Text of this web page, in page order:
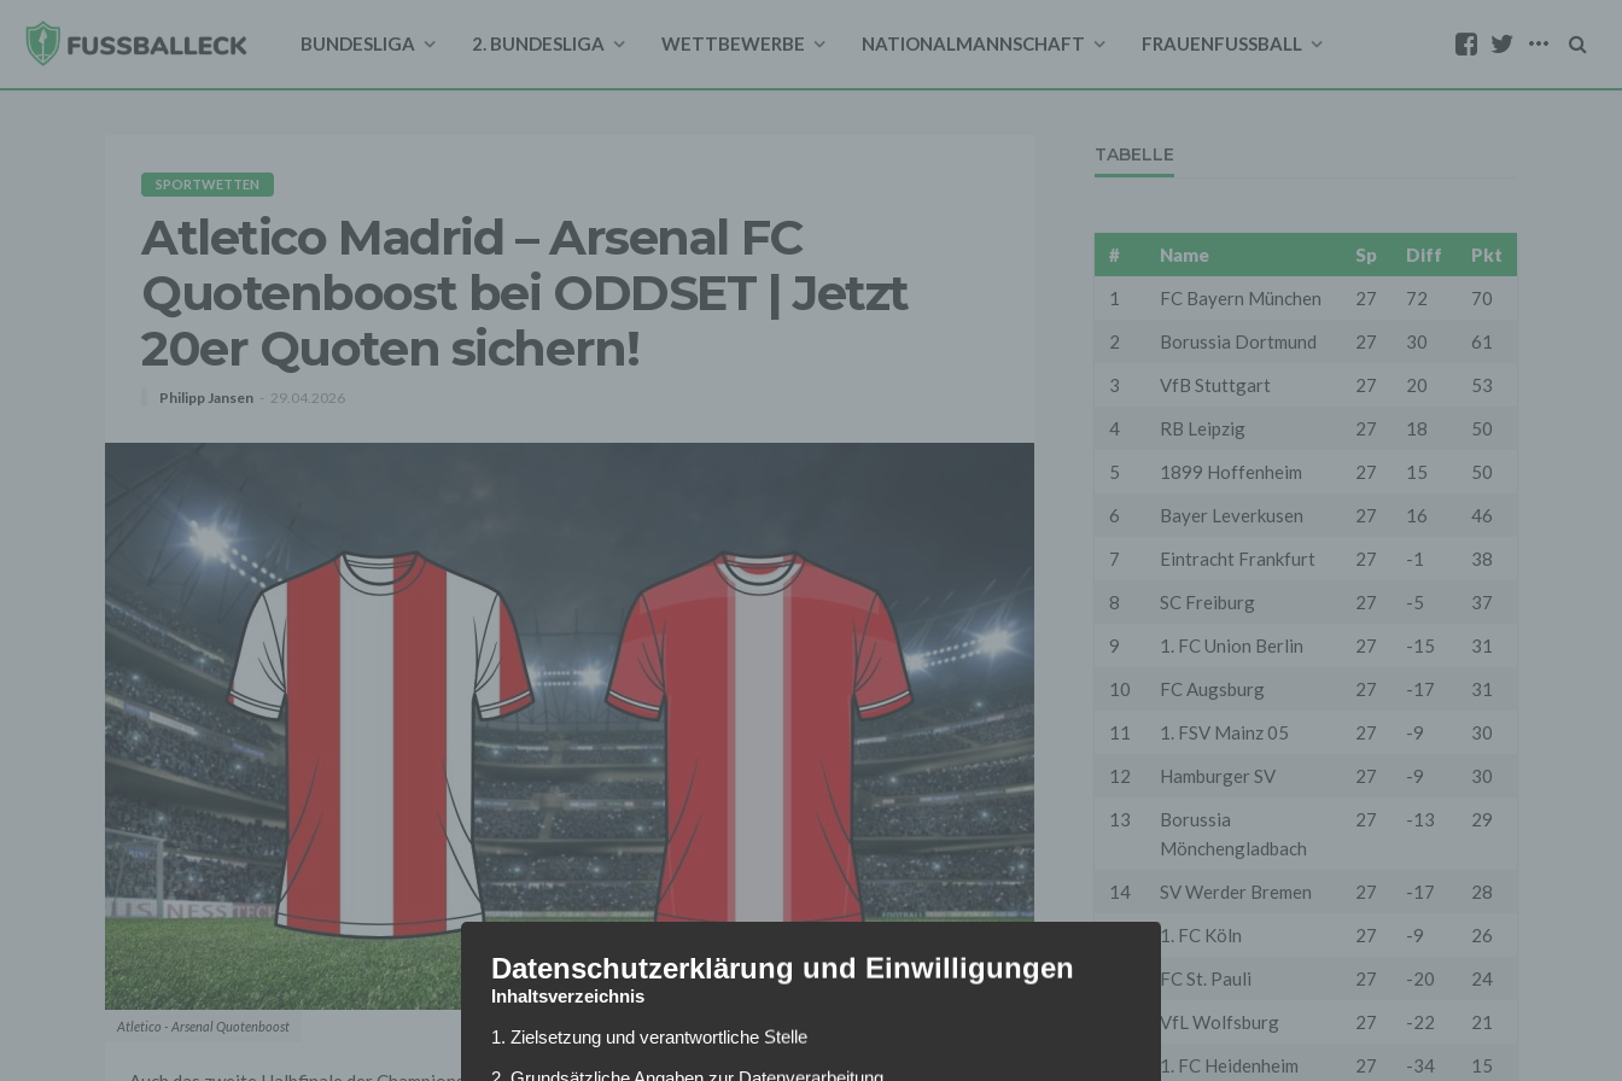
BUNDESLIGA 2. BUNDESLIGA WETTBEWERBE NATIONALMANNSCHAFT FRAUENFUSSBALL
SPORTWETTEN
Atletico Madrid – Arsenal FC
Quotenboost bei ODDSET | Jetzt
20er Quoten sichern!
Philipp Jansen 29.04.2026
Atletico - Arsenal Quotenboost
TABELLE
# Name Sp Diff
Pkt
1
FC Bayern München 27 72
70
2
Borussia Dortmund 27 30
61
3
VfB Stuttgart 27 20
53
4
RB Leipzig 27 18
50
5
1899 Hoffenheim 27 15
50
6
Bayer Leverkusen 27 16
46
7
Eintracht Frankfurt 27 -1
38
8
SC Freiburg 27 -5
37
9
1. FC Union Berlin 27 -15
31
10
FC Augsburg 27 -17
31
11
1. FSV Mainz 05 27 -9
30
12
Hamburger SV 27 -9
30
13
Borussia
Mönchengladbach
27 -13 29
14 SV Werder Bremen 27 -17
28
1. FC Köln 27 -9
26
FC St. Pauli 27 -20
24
VfL Wolfsburg 27 -22
21
1. FC Heidenheim
27 -34 15
Datenschutzerklärung und Einwilligungen
Inhaltsverzeichnis
1. Zielsetzung und verantwortliche Stelle